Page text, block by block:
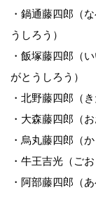
・鍋通藤四郎（
うしろう）
・飯塚藤四郎（
がとうしろう）
・北野藤四郎（
・大森藤四郎（
・烏丸藤四郎（
・牛王吉光（ご
・阿部藤四郎（